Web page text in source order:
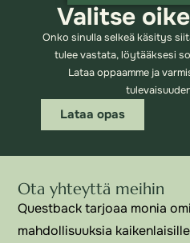
Valitse
Onko sinulla selkeä käsitys
tulee vastata, löytääksesi
Lataa oppaamme ja
Lataa opas
Ota yhteyttä meihin
Questback tarjoaa monia
mahdollisuuksia